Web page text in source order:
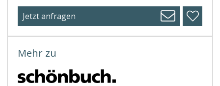
Mehr zu
Jetzt anfragen